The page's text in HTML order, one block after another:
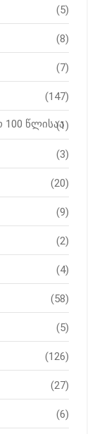
(5)
(8)
(7)
(147)
წლისაა
(1)
(3)
(20)
(9)
(2)
(4)
(58)
(5)
(126)
(27)
(6)